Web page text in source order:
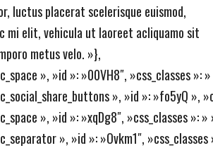
luctus placerat scelerisque euismod,
mi elit, vehicula ut laoreet acliquamo sit
metus velo. »},
», »id »: »00VH8″, »css_classes
», »id »: »fo5yQ
», »id »: »xqDg8″, »css_classes »:
», »id »: »Ovkm1″,